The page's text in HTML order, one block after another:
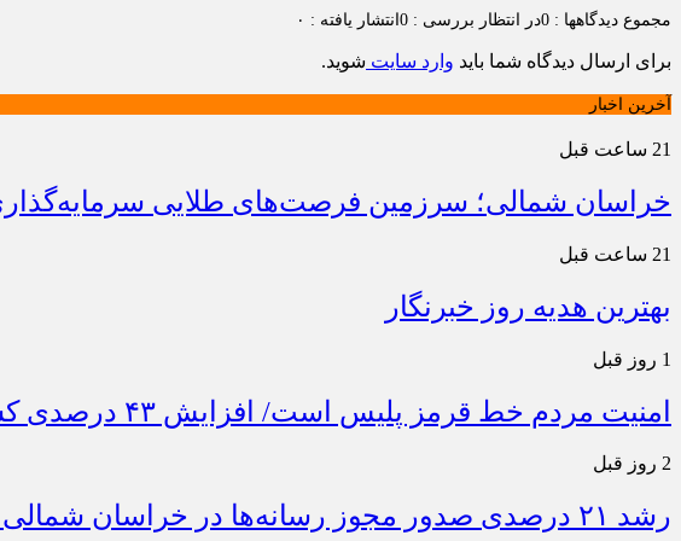
مجموع دیدگاهها : 0 در انتظار بررسی : 0 انتشار یافته : ۰
برای ارسال دیدگاه شما باید وارد سایت شوید.
آخرین اخبار
21 ساعت قبل
خراسان شمالی؛ سرزمین فرصت‌های طلایی
21 ساعت قبل
بهترین هدیه روز خبرنگار
1 روز قبل
امنیت مردم خط قرمز پلیس است/ افزایش ۴۳ درصدی کشفیات مواد مخدر و رشد ۶۸ درصدی کشف سرقت در خراسان شمالی
2 روز قبل
رشد ۲۱ درصدی صدور مجوز رسانه‌ها در خراسان شمالی / فعالیت ۱۳ رسانه جدید در ۴ ماه نخست سال